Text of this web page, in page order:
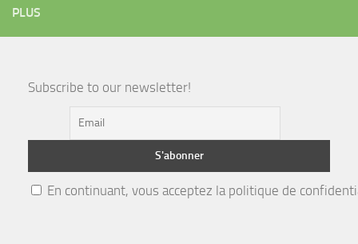
PLUS
Subscribe to our newsletter!
En continuant, vous acceptez la politique de